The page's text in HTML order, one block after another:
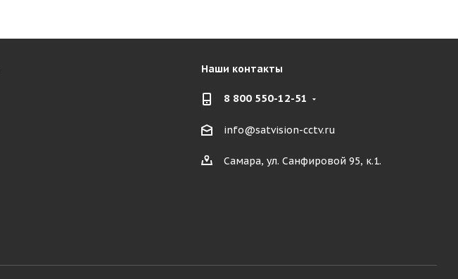
Наши контакты
8 800 550-12-51
info@satvision-cctv.ru
Самара, ул. Санфировой 95, к.1.